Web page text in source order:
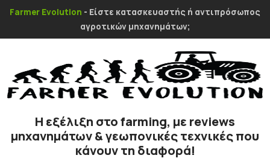
Farmer Evolution - Είστε κατασκευαστής ή αντιπρόσωπος
αγροτικών μηχανημάτων;
Η εξέλιξη στο farming, με reviews
μηχανημάτων & γεωπονικές τεχνικές που
κάνουν τη διαφορά!